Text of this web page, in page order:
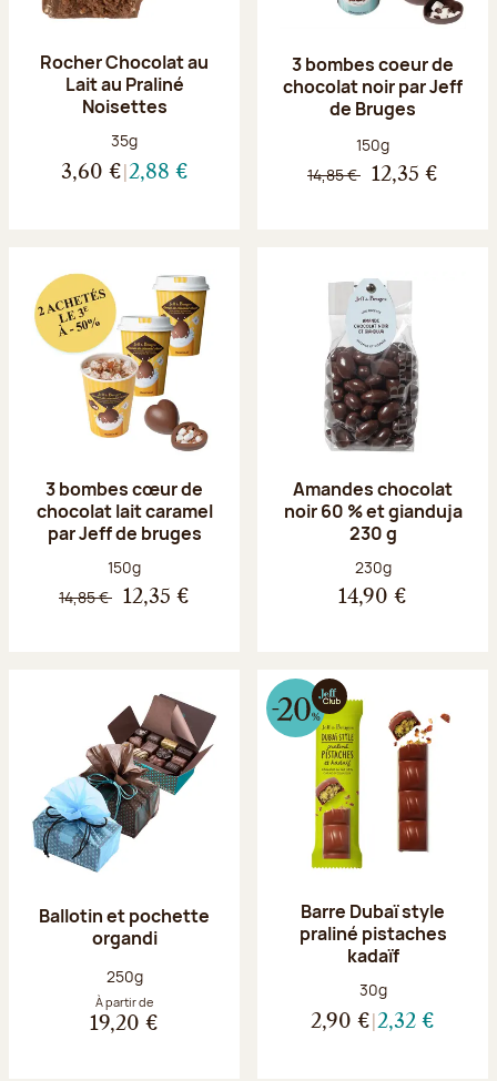
Rocher Chocolat au
Lait au Praliné
Noisettes
Poids net :
35g
3,60 € 2,88 €
3 bombes coeur de
chocolat noir par Jeff
de Bruges
Poids net :
150g
14,85 € 12,35 €
3 bombes cœur de
chocolat lait caramel
par Jeff de bruges
Poids net :
150g
14,85 € 12,35 €
Amandes chocolat
noir 60 % et gianduja
230 g
Poids net :
230g
14,90 €
Ballotin et pochette
organdi
Poids net :
250g
À partir de
19,20 €
Barre Dubaï style
praliné pistaches
kadaïf
Poids net :
30g
2,90 € 2,32 €